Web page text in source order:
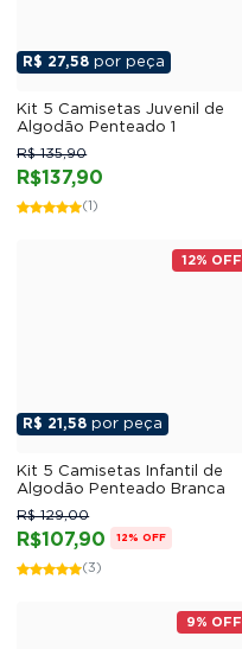
R$ 27,58 por peça
Kit 5 Camisetas Juvenil de
Algodão Penteado 1
R$137,90
R$ 135,90
(1)
12% OFF
R$ 21,58 por peça
Kit 5 Camisetas Infantil de
Algodão Penteado Branca
R$107,90
R$ 129,00
12% OFF
(3)
9% OFF